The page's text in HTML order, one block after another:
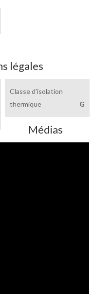
légales
Classe d'isolation
thermique
G
Médias